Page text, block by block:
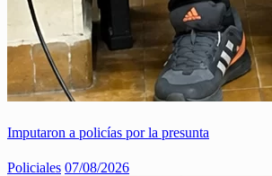
Imputaron a policías por la presunta
Policiales 07/08/2026